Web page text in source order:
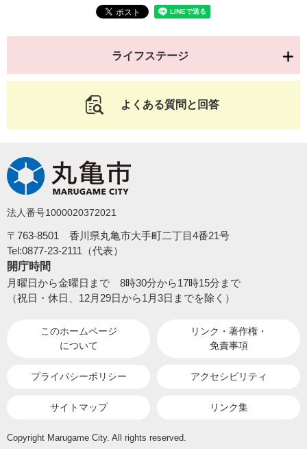
ライフステージ
よくある質問と回答
法人番号1000020372021
〒763-8501 香川県丸亀市大手町二丁目4番21号
Tel:0877-23-2111（代表）
開庁時間
月曜日から金曜日まで 8時30分から17時15分まで
（祝日・休日、12月29日から1月3日までを除く）
このホームページ
について
リンク・著作権・
免責事項
プライバシーポリシー アクセシビリティ
サイトマップ リンク集
Copyright Marugame City. All rights reserved.